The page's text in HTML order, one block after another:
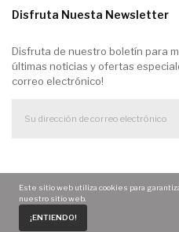
Home
Disfruta Nuesta Newsletter
Disfruta de nuestro boletín para
últimas noticias y ofertas
correo electrónico!
Este sitio web utiliza cookies para
nuestro sitio web.
¡ENTIENDO!